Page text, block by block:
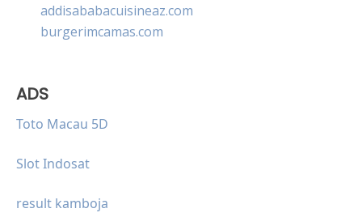
addisababacuisineaz.com
burgerimcamas.com
ADS
Toto Macau 5D
Slot Indosat
result kamboja